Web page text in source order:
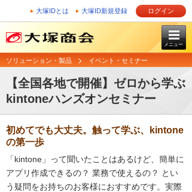
大塚IDとは 大塚ID新規登録 ログイン
メニュー
ソリューション・製品 イベント・セミナー
【全国各地で開催】ゼロから学ぶ
kintoneハンズオンセミナー
初めてでも大丈夫。触って学ぶ、kintone
の第一歩
「kintone」って聞いたことはあるけど、簡単に
アプリ作成できるの？ 業務で使えるの？ とい
う疑問をお持ちのお客様におすすめです。実際